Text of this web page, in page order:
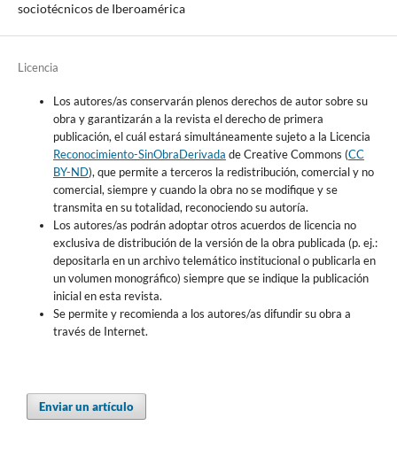
sociotécnicos de Iberoamérica
Licencia
Los autores/as conservarán plenos derechos de autor sobre su
obra y garantizarán a la revista el derecho de primera
publicación, el cuál estará simultáneamente sujeto a la Licencia
Reconocimiento-SinObraDerivada de Creative Commons (CC
BY-ND), que permite a terceros la redistribución, comercial y no
comercial, siempre y cuando la obra no se modifique y se
transmita en su totalidad, reconociendo su autoría.
Los autores/as podrán adoptar otros acuerdos de licencia no
exclusiva de distribución de la versión de la obra publicada (p. ej.:
depositarla en un archivo telemático institucional o publicarla en
un volumen monográfico) siempre que se indique la publicación
inicial en esta revista.
Se permite y recomienda a los autores/as difundir su obra a
través de Internet.
Enviar un artículo